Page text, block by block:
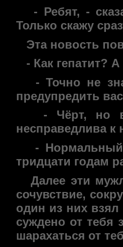
- Ребят, -
Только скажу
Эта новость
- Как гепатит?
- Точно не
предупредить
- Чёрт, но
несправедлива
- Нормальный
тридцати годам
Далее эти
сочувствие,
один из них
суждено от тебя
шарахаться от